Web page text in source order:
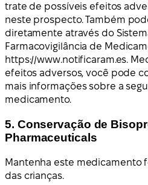
trate de possíveis efeitos
neste prospecto. Também
diretamente através do
Farmacovigilância de
https://www.notificaram.es.
efeitos adversos, você pode
mais informações sobre a
medicamento.
5. Conservação de
Pharmaceuticals
Mantenha este medicamento
das crianças.